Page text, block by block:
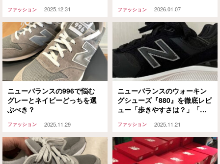
ファッション 2025.12.31 ファッション 2026.01.07
ニューバランスの996で悩む
グレーとネイビーどっちを選
ぶべき？
ファッション 2025.11.29
ニューバランスのウォーキン
グシューズ『880』を徹底レビ
ュー「歩きやすさは？」「普
ファッション 2025.11.21